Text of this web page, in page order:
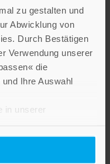
zu gestalten und
Abwicklung von
Durch Bestätigen
Verwendung unserer
die
Ihre Auswahl
in unserer
IN DEN WARENKORB